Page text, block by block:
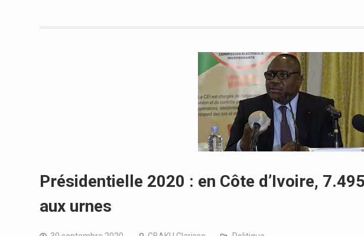
Présidentielle 2020 : en Côte d’Ivoire,
aux urnes